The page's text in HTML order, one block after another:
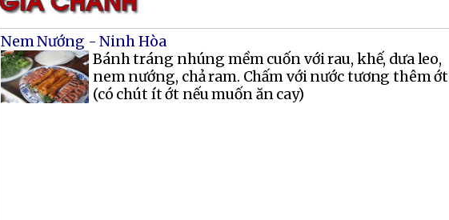
Nem Nướng - Ninh Hòa
Bánh tráng nhúng mềm cuốn với rau, khế, dưa leo,
nem nướng, chả ram. Chấm với nước tương thêm ớt
(có chút ít ớt nếu muốn ăn cay)